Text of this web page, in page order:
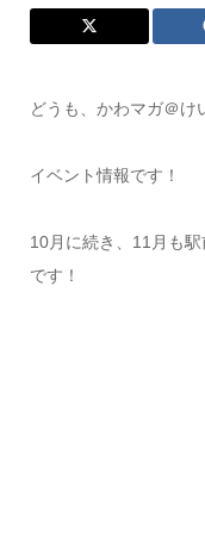
どうも、かわマガ＠け
イベント情報です！
10月に続き、11月も
です！